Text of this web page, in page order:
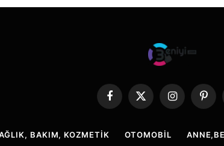
Facebook
X
(Twitter)
Instagram
BAKIM, KOZMETIK OTOMOBIL